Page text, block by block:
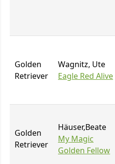
Golden
Retriever
Wagnitz, Ute
Eagle Red Alive
Golden
Retriever
Häuser,Beate
My Magic
Golden Fellow